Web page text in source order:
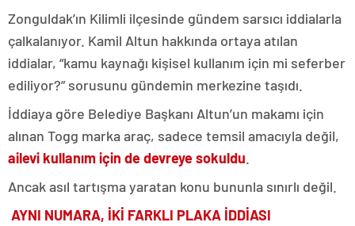
Zonguldak’ın Kilimli ilçesinde gündem sarsıcı iddialarla
çalkalanıyor. Kamil Altun hakkında ortaya atılan
iddialar, “kamu kaynağı kişisel kullanım için mi seferber
ediliyor?” sorusunu gündemin merkezine taşıdı.
İddiaya göre Belediye Başkanı Altun’un makamı için
alınan Togg marka araç, sadece temsil amacıyla değil,
ailevi kullanım için de devreye sokuldu
Ancak asıl tartışma yaratan konu bununla sınırlı değil.
AYNI NUMARA, İKİ FARKLI PLAKA İDDİASI